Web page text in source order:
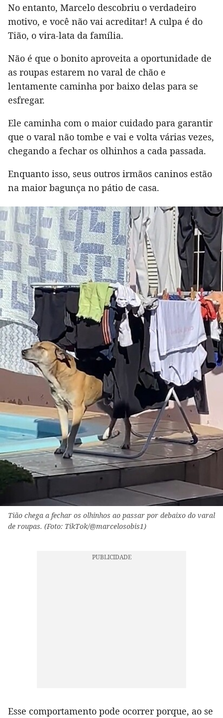
No entanto, Marcelo descobriu o verdadeiro
motivo, e você não vai acreditar! A culpa é do
Tião, o vira-lata da família.
Não é que o bonito aproveita a oportunidade de
as roupas estarem no varal de chão e
lentamente caminha por baixo delas para se
esfregar.
Ele caminha com o maior cuidado para garantir
que o varal não tombe e vai e volta várias vezes,
chegando a fechar os olhinhos a cada passada.
Enquanto isso, seus outros irmãos caninos estão
na maior bagunça no pátio de casa.
Tião chega a fechar os olhinhos ao passar por debaixo do varal
de roupas. (Foto: TikTok/@marcelosobis1)
Esse comportamento pode ocorrer porque, ao se